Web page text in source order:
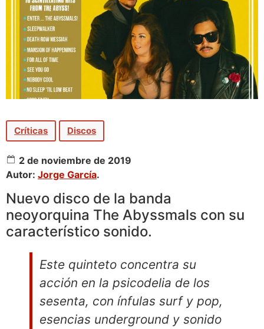
Críticas Discos
2 de noviembre de 2019
Autor: Jorge García.
Nuevo disco de la banda
neoyorquina The Abyssmals con su
característico sonido.
Este quinteto concentra su
acción en la psicodelia de los
sesenta, con ínfulas surf y pop,
esencias underground y sonido